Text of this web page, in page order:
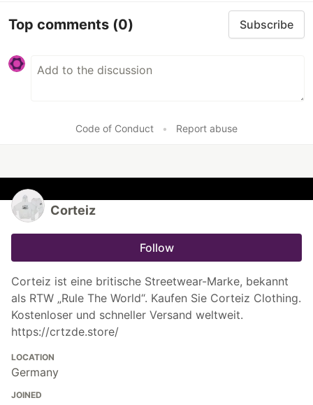
Top comments (0) Subscribe
Code of Conduct • Report abuse
Corteiz
Follow
Corteiz ist eine britische Streetwear-Marke, bekannt
als RTW „Rule The World“. Kaufen Sie Corteiz Clothing.
Kostenloser und schneller Versand weltweit.
https://crtzde.store/
LOCATION
Germany
JOINED